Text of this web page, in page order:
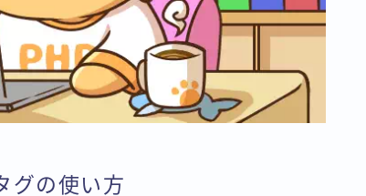
グの使い方